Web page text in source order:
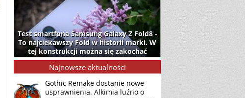
Test smartfona Samsung Galaxy Z Fold8 -
To najciekawszy Fold w historii marki. W
tej konstrukcji można się zakochać
Najnowsze aktualności
Gothic Remake dostanie nowe
usprawnienia. Alkimia luźno o